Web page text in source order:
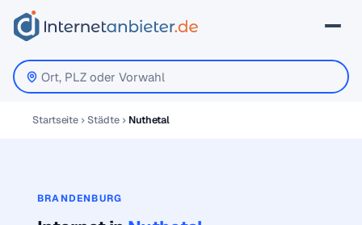
Startseite Städte Nuthetal
BRANDENBURG